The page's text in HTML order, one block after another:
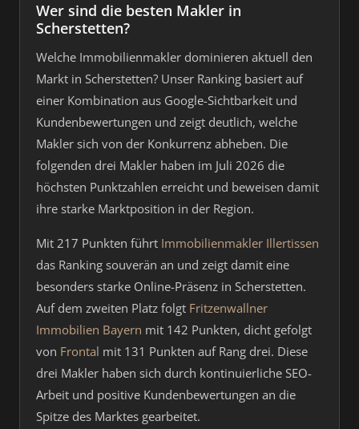
Wer sind die besten Makler in
Scherstetten?
Welche Immobilienmakler dominieren aktuell den
Markt in Scherstetten? Unser Ranking basiert auf
einer Kombination aus Google-Sichtbarkeit und
Kundenbewertungen und zeigt deutlich, welche
Makler sich von der Konkurrenz abheben. Die
folgenden drei Makler haben im Juli 2026 die
höchsten Punktzahlen erreicht und beweisen damit
ihre starke Marktposition in der Region.
Mit 217 Punkten führt Immobilienmakler Illertissen
das Ranking souverän an und zeigt damit eine
besonders starke Online-Präsenz in Scherstetten.
Auf dem zweiten Platz folgt Fritzenwallner
Immobilien Bayern mit 142 Punkten, dicht gefolgt
von Frontal mit 131 Punkten auf Rang drei. Diese
drei Makler haben sich durch kontinuierliche SEO-
Arbeit und positive Kundenbewertungen an die
Spitze des Marktes gearbeitet.